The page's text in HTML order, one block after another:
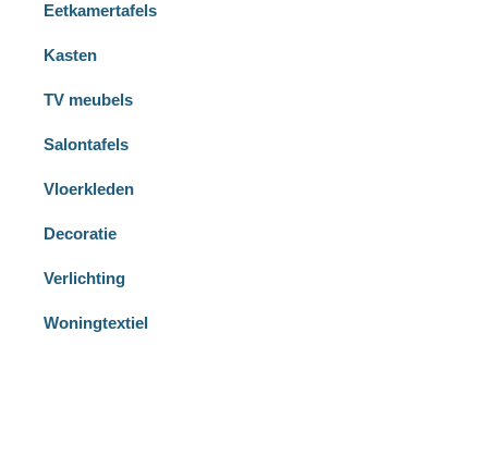
Eetkamertafels
Kasten
TV meubels
Salontafels
Vloerkleden
Decoratie
Verlichting
Woningtextiel